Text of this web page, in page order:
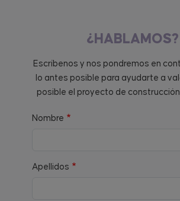
¿HABLAMOS?
Escríbenos y nos pondremos en
lo antes posible para ayudarte a
posible el proyecto de
Nombre
Apellidos